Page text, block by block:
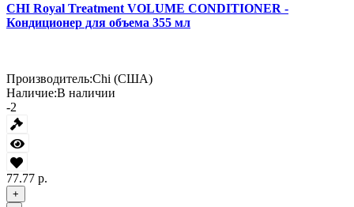
CHI Royal Treatment VOLUME CONDITIONER -
Кондиционер для объема 355 мл
Производитель:Chi (США)
Наличие:В наличии
-2
77.77 р.
+